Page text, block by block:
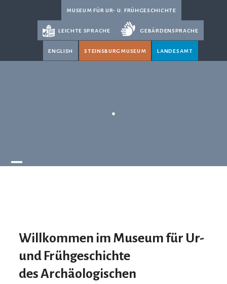
museum für ur- u. frühgeschichte
leichte sprache gebärdensprache
english steinsburgmuseum landesamt
Willkommen im Museum für Ur-
und Frühgeschichte
desArchäologischen